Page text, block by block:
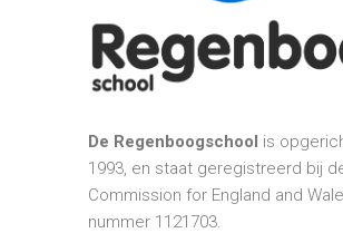
De Regenboogschool is
1993, en staat geregistreerd bij
Commission for England and
nummer 1121703.